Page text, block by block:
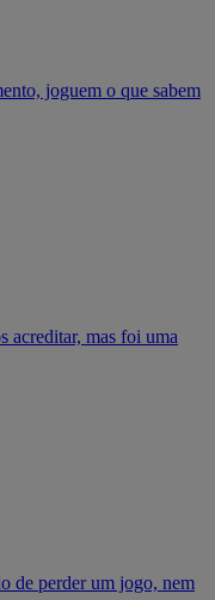
joguem o que sabem
acreditar, mas foi uma
de perder um jogo, nem